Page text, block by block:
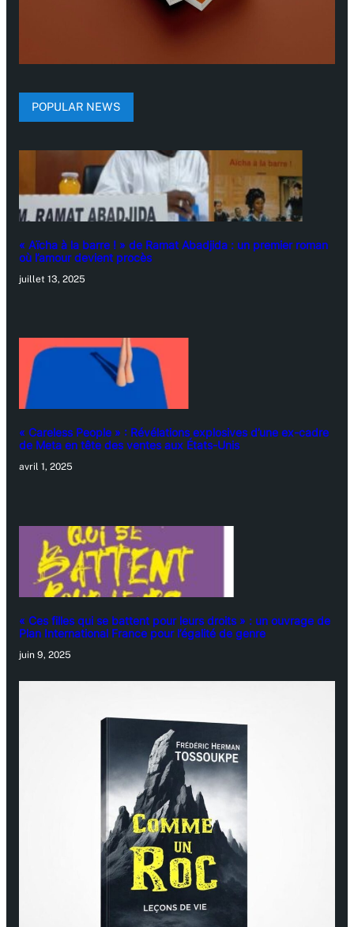
POPULAR NEWS
« Aïcha à la barre ! » de Ramat Abadjida : un premier roman
où l’amour devient procès
juillet 13, 2025
« Careless People » : Révélations explosives d’une ex-cadre
de Meta en tête des ventes aux États-Unis
avril 1, 2025
« Ces filles qui se battent pour leurs droits » : un ouvrage de
Plan International France pour l’égalité de genre
juin 9, 2025